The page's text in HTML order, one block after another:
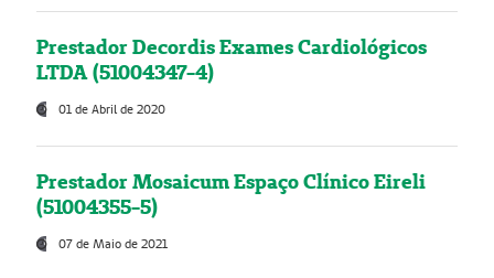
Prestador Decordis Exames Cardiológicos
LTDA (51004347-4)
01 de Abril de 2020
Prestador Mosaicum Espaço Clínico Eireli
(51004355-5)
07 de Maio de 2021